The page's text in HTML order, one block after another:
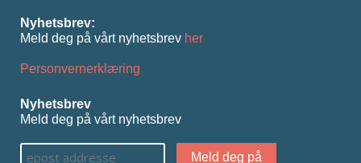
Nyhetsbrev:
Meld deg på vårt nyhetsbrev her
Personvernerklæring
Nyhetsbrev
Meld deg på vårt nyhetsbrev